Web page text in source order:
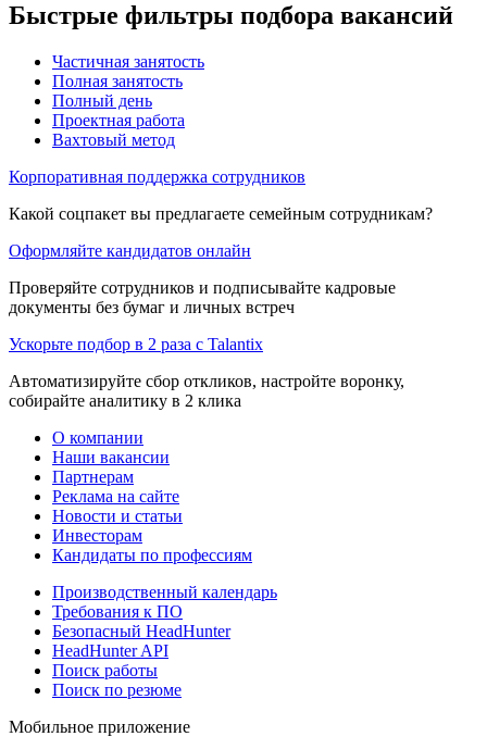
Быстрые фильтры подбора вакансий
Частичная занятость
Полная занятость
Полный день
Проектная работа
Вахтовый метод
Корпоративная поддержка сотрудников
Какой соцпакет вы предлагаете семейным сотрудникам?
Оформляйте кандидатов онлайн
Проверяйте сотрудников и подписывайте кадровые
документы без бумаг и личных встреч
Ускорьте подбор в 2 раза с Talantix
Автоматизируйте сбор откликов, настройте воронку,
собирайте аналитику в 2 клика
О компании
Наши вакансии
Партнерам
Реклама на сайте
Новости и статьи
Инвесторам
Кандидаты по профессиям
Производственный календарь
Требования к ПО
Безопасный HeadHunter
HeadHunter API
Поиск работы
Поиск по резюме
Мобильное приложение